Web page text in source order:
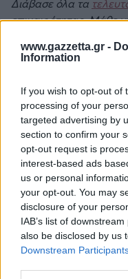
www.gazzetta.gr -
Information
If you wish to opt-out of
processing of your
targeted advertising by
section to confirm your
opt-out request is
interest-based ads
us or personal
your opt-out. You may
disclosure of your
IAB’s list of
also be disclosed by us
Downstream
επικαιρότητας. Μάθε
εβδομάδας μέσα από
ΔΙΑΒΑΣΕ ΑΚΟΜΗ:
Λαρεντζάκης:
ΑΕΚ - Η προϋπόθεση
Μάκης Αγγελόπουλος:
Original στη Νέα
ΣΕΦ: Ο λόγος της
σημαίνει η 10η